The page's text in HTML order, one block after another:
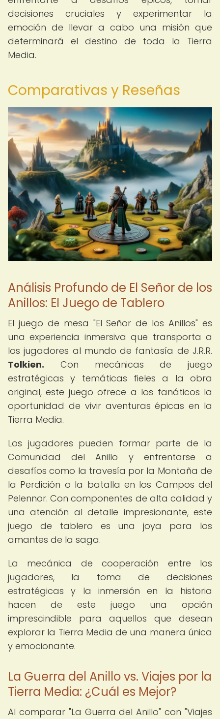
decisiones cruciales y experimentar la
emoción de llevar a cabo una misión que
determinará el destino de toda la Tierra
Media.
Comparativas y Reseñas
Análisis Profundo de El Señor de los
Anillos: El Juego de Tablero
El juego de mesa "El Señor de los Anillos" es
una experiencia inmersiva que transporta a
los jugadores al mundo de fantasía de J.R.R.
Tolkien. Con mecánicas de juego
estratégicas y temáticas fieles a la obra
original, este juego ofrece a los fanáticos la
oportunidad de vivir aventuras épicas en la
Tierra Media.
Los jugadores pueden formar parte de la
Comunidad del Anillo y enfrentarse a
desafíos como la travesía por la Montaña de
la Perdición o la batalla en los Campos del
Pelennor. Con componentes de alta calidad y
una atención al detalle impresionante, este
juego de tablero es una joya para los
amantes de la saga.
La mecánica de cooperación entre los
jugadores, la toma de decisiones
estratégicas y la inmersión en la historia
hacen de este juego una opción
imprescindible para aquellos que desean
explorar la Tierra Media de una manera única
y emocionante.
La Guerra del Anillo vs. Viajes por la
Tierra Media: ¿Cuál es Mejor?
Al comparar "La Guerra del Anillo" con "Viajes